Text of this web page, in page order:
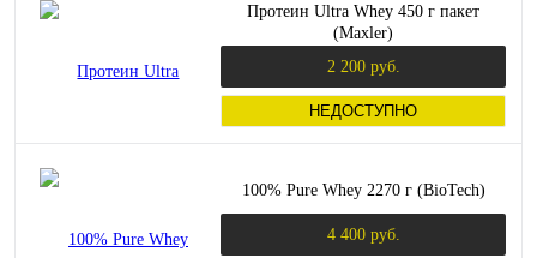
Протеин Ultra Whey 450 г пакет
(Maxler)
2 200 руб.
НЕДОСТУПНО
100% Pure Whey 2270 г (BioTech)
4 400 руб.